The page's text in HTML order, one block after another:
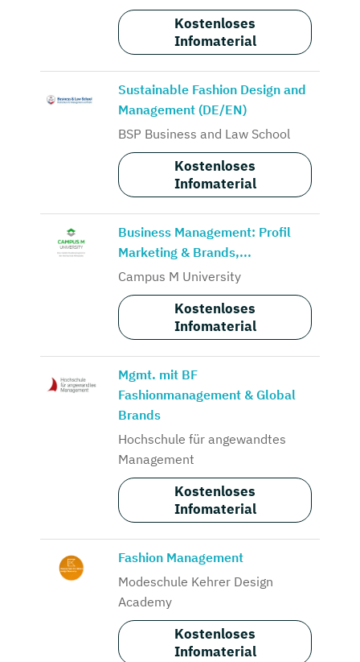
Kostenloses
Infomaterial
Sustainable Fashion Design and
Management (DE/EN)
BSP Business and Law School
Kostenloses
Infomaterial
Business Management: Profil
Marketing & Brands,...
Campus M University
Kostenloses
Infomaterial
Mgmt. mit BF
Fashionmanagement & Global
Brands
Hochschule für angewandtes
Management
Kostenloses
Infomaterial
Fashion Management
Modeschule Kehrer Design
Academy
Kostenloses
Infomaterial